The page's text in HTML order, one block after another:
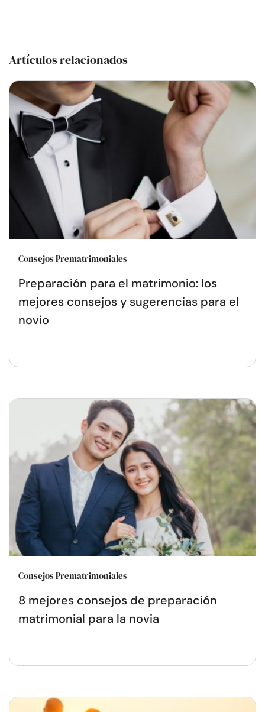
Artículos relacionados
Consejos Prematrimoniales
Preparación para el matrimonio: los
mejores consejos y sugerencias para el
novio
Consejos Prematrimoniales
8 mejores consejos de preparación
matrimonial para la novia